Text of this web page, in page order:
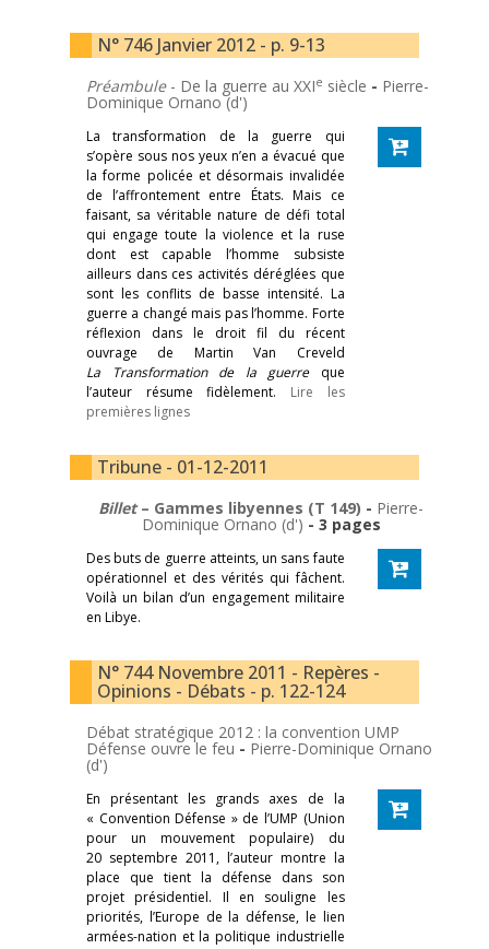
N° 746 Janvier 2012 - p. 9-13
Préambule- De la guerre au XXIe siècle - Pierre-
Dominique Ornano (d')
La transformation de la guerre qui
s’opère sous nos yeux n’en a évacué que
la forme policée et désormais invalidée
de l’affrontement entre États. Mais ce
faisant, sa véritable nature de défi total
qui engage toute la violence et la ruse
dont est capable l’homme subsiste
ailleurs dans ces activités déréglées que
sont les conflits de basse intensité. La
guerre a changé mais pas l’homme. Forte
réflexion dans le droit fil du récent
ouvrage de Martin Van Creveld
La Transformation de la guerreque
l’auteur résume fidèlement. Lire les
premières lignes
Tribune - 01-12-2011
Billet– Gammes libyennes (T 149) - Pierre-
Dominique Ornano (d') - 3 pages
Des buts de guerre atteints, un sans faute
opérationnel et des vérités qui fâchent.
Voilà un bilan d’un engagement militaire
en Libye.
N° 744 Novembre 2011 - Repères -
Opinions - Débats - p. 122-124
Débat stratégique 2012 : la convention UMP
Défense ouvre le feu - Pierre-Dominique Ornano
(d')
En présentant les grands axes de la
« Convention Défense » de l’UMP (Union
pour un mouvement populaire) du
20 septembre 2011, l’auteur montre la
place que tient la défense dans son
projet présidentiel. Il en souligne les
priorités, l’Europe de la défense, le lien
armées-nation et la politique industrielle